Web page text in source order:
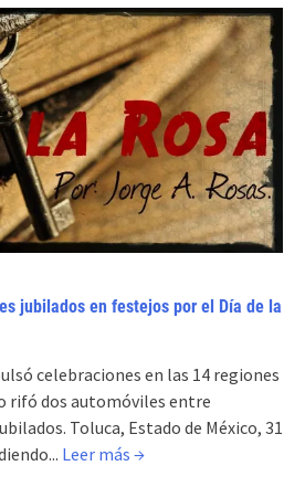
jubilados en festejos por el Día de la
celebraciones en las 14 regiones
rifó dos automóviles entre
Toluca, Estado de México, 31
Leer más →